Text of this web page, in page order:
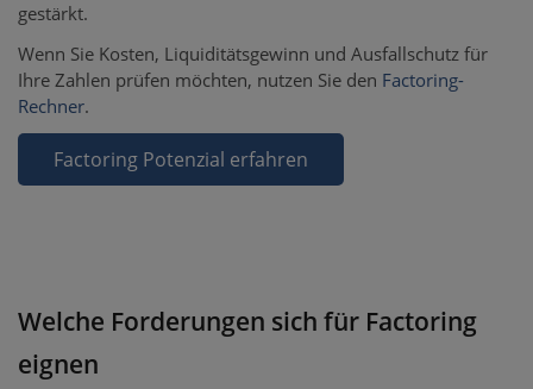
gestärkt.
Wenn Sie Kosten, Liquiditätsgewinn und Ausfallschutz für
Ihre Zahlen prüfen möchten, nutzen Sie den Factoring-
Rechner.
Factoring Potenzial erfahren
Welche Forderungen sich für Factoring
eignen